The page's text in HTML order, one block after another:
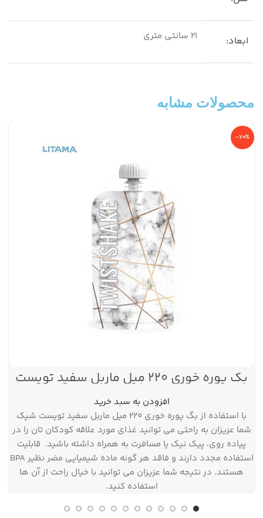
ابعاد: 21 سانتی متری
محصولات مشابه
-70%
بگ پوره خوری ۲۲۰ میل ماربل سفید تویست
شیک
افزودن به سبد خرید
با استفاده از بگ پوره خوری ۲۲۰ میل ماربل سفید تویست شیک
شما عزیزان به راحتی می توانید غذای مورد علاقه کودکان تان را در
پیاده روی، پیک نیک یا مسافرت به همراه داشته باشید. قابلیت
استفاده مجدد دارند و فاقد هر گونه ماده شیمیایی مضر نظیر BPA
هستند. در نتیجه شما عزیزان می توانید با خیال راحت از آن ها
استفاده کنید.